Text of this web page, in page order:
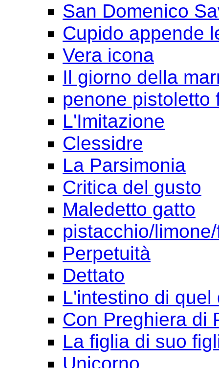
San Domenico
Cupido appende
Vera icona
Il giorno della
penone pistoletto
L'Imitazione
Clessidre
La Parsimonia
Critica del gusto
Maledetto gatto
pistacchio/
Perpetuità
Dettato
L'intestino di
Con Preghiera di
La figlia di suo
Unicorno